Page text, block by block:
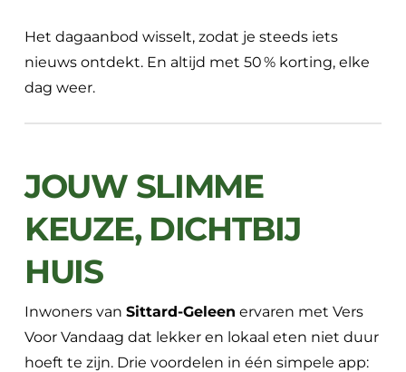
Het dagaanbod wisselt, zodat je steeds iets
nieuws ontdekt. En altijd met 50 % korting, elke
dag weer.
JOUW SLIMME
KEUZE, DICHTBIJ
HUIS
Inwoners van Sittard-Geleen ervaren met Vers
Voor Vandaag dat lekker en lokaal eten niet duur
hoeft te zijn. Drie voordelen in één simpele app: